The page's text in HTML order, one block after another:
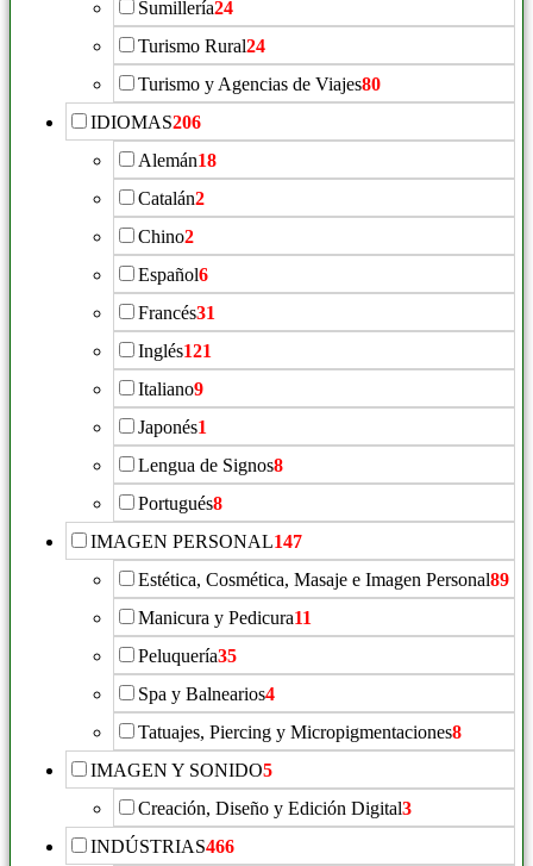
Sumillería24
Turismo Rural24
Turismo y Agencias de Viajes80
IDIOMAS206
Alemán18
Catalán2
Chino2
Español6
Francés31
Inglés121
Italiano9
Japonés1
Lengua de Signos8
Portugués8
IMAGEN PERSONAL147
Estética, Cosmética, Masaje e Imagen Personal89
Manicura y Pedicura11
Peluquería35
Spa y Balnearios4
Tatuajes, Piercing y Micropigmentaciones8
IMAGEN Y SONIDO5
Creación, Diseño y Edición Digital3
INDÚSTRIAS466